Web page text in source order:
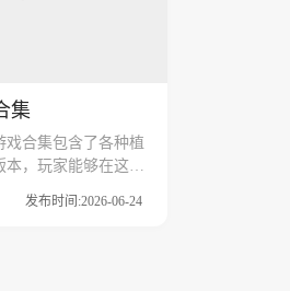
集
戏合集包含了各种植
本，玩家能够在这里
僵尸大合集版本，
能够有更好的游戏
发布时间:2026-06-24